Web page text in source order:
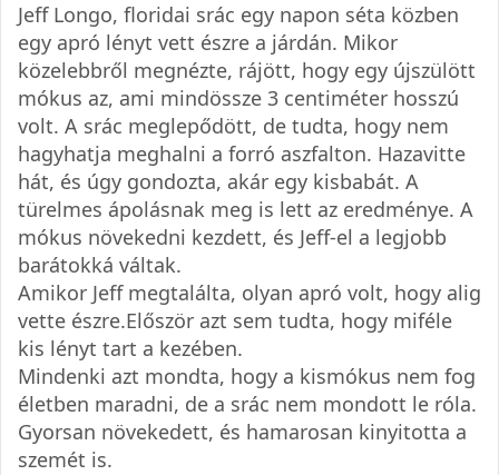
Jeff Longo, floridai srác egy napon séta közben
egy apró lényt vett észre a járdán. Mikor
közelebbről megnézte, rájött, hogy egy újszülött
mókus az, ami mindössze 3 centiméter hosszú
volt. A srác meglepődött, de tudta, hogy nem
hagyhatja meghalni a forró aszfalton. Hazavitte
hát, és úgy gondozta, akár egy kisbabát. A
türelmes ápolásnak meg is lett az eredménye. A
mókus növekedni kezdett, és Jeff-el a legjobb
barátokká váltak.
Amikor Jeff megtalálta, olyan apró volt, hogy alig
vette észre.Először azt sem tudta, hogy miféle
kis lényt tart a kezében.
Mindenki azt mondta, hogy a kismókus nem fog
életben maradni, de a srác nem mondott le róla.
Gyorsan növekedett, és hamarosan kinyitotta a
szemét is.